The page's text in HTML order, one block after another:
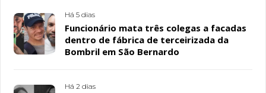
Há 5 dias
Funcionário mata três colegas a facadas
dentro de fábrica de terceirizada da
Bombril em São Bernardo
Há 2 dias